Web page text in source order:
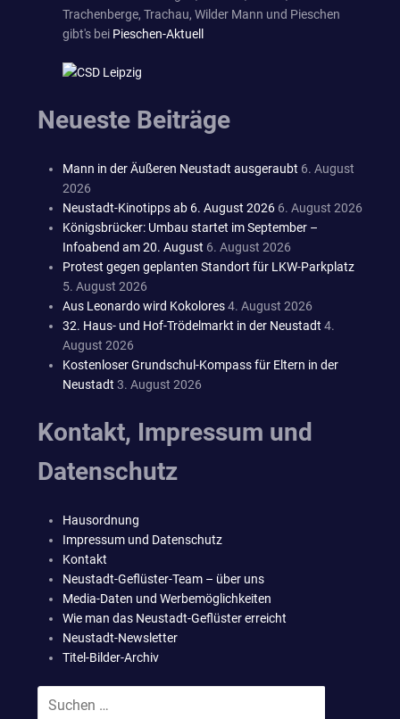
Trachenberge, Trachau, Wilder Mann und Pieschen
gibt's bei Pieschen-Aktuell
Neueste Beiträge
Mann in der Äußeren Neustadt ausgeraubt 6. August
2026
Neustadt-Kinotipps ab 6. August 2026 6. August 2026
Königsbrücker: Umbau startet im September –
Infoabend am 20. August 6. August 2026
Protest gegen geplanten Standort für LKW-Parkplatz
5. August 2026
Aus Leonardo wird Kokolores4. August 2026
32. Haus- und Hof-Trödelmarkt in der Neustadt 4.
August 2026
Kostenloser Grundschul-Kompass für Eltern in der
Neustadt 3. August 2026
Kontakt, Impressum und
Datenschutz
Hausordnung
Impressum und Datenschutz
Kontakt
Neustadt-Geflüster-Team – über uns
Media-Daten und Werbemöglichkeiten
Wie man das Neustadt-Geflüster erreicht
Neustadt-Newsletter
Titel-Bilder-Archiv